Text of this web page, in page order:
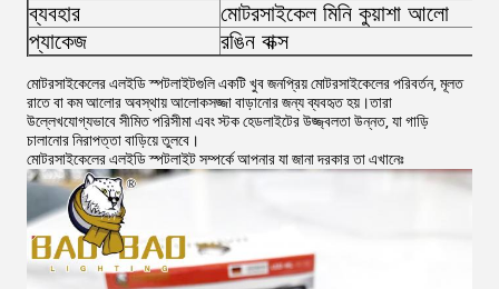
ব্যবহার
মোটরসাইকেল মিনি কুয়াশা আলো
প্যাকেজ
রঙিন বাক্স
মোটরসাইকেলের এলইডি স্পটলাইটগুলি একটি খুব জনপ্রিয় মোটরসাইকেলের পরিবর্তন, মূলত
রাতে বা কম আলোর অবস্থায় আলোকসজ্জা বাড়ানোর জন্য ব্যবহৃত হয়।তারা
উল্লেখযোগ্যভাবে সীমিত পরিসীমা এবং স্টক হেডলাইটের উজ্জ্বলতা উন্নত, যা গাড়ি
চালানোর নিরাপত্তা বাড়িয়ে তুলবে।
মোটরসাইকেলের এলইডি স্পটলাইট সম্পর্কে আপনার যা জানা দরকার তা এখানেঃ